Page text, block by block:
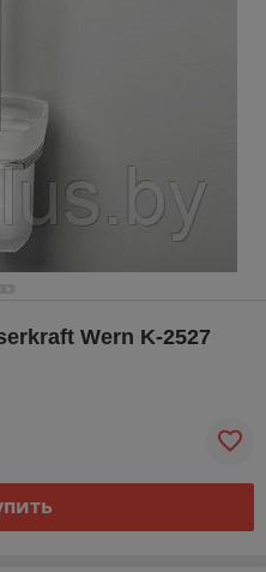
Wern K-2527